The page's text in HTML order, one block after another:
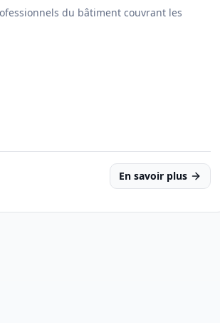
du bâtiment couvrant les
En savoir plus